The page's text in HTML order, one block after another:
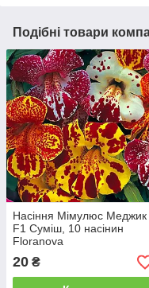
Подібні товари
Насіння Мімулюс Меджик
F1 Суміш, 10 насінин
Floranova
20 ₴